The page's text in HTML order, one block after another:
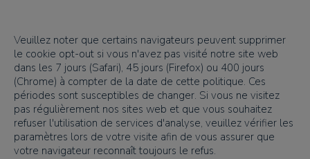
Veuillez noter que certains navigateurs peuvent supprimer
le cookie opt-out si vous n'avez pas visité notre site web
dans les 7 jours (Safari), 45 jours (Firefox) ou 400 jours
(Chrome) à compter de la date de cette politique. Ces
périodes sont susceptibles de changer. Si vous ne visitez
pas régulièrement nos sites web et que vous souhaitez
refuser l'utilisation de services d'analyse, veuillez vérifier les
paramètres lors de votre visite afin de vous assurer que
votre navigateur reconnaît toujours le refus.